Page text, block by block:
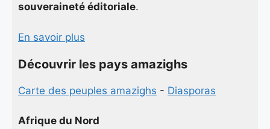
souveraineté éditoriale.
En savoir plus
Découvrir les pays amazighs
Carte des peuples amazighs - Diasporas
Afrique du Nord